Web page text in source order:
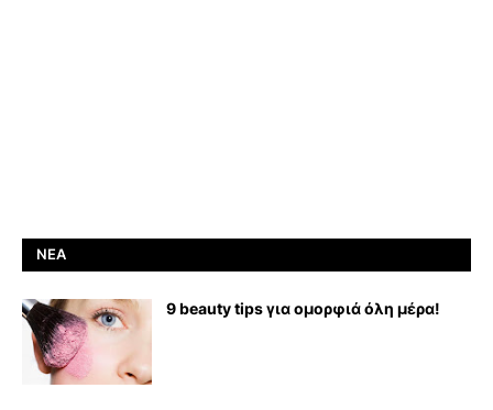
ΝΈΑ
9 beauty tips για ομορφιά όλη μέρα!